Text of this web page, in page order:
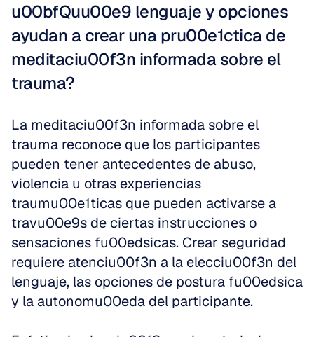
u00bfQuu00e9 lenguaje y opciones
ayudan a crear una pru00e1ctica de
meditaciu00f3n informada sobre el
trauma?
La meditaciu00f3n informada sobre el
trauma reconoce que los participantes
pueden tener antecedentes de abuso,
violencia u otras experiencias
traumu00e1ticas que pueden activarse a
travu00e9s de ciertas instrucciones o
sensaciones fu00edsicas. Crear seguridad
requiere atenciu00f3n a la elecciu00f3n del
lenguaje, las opciones de postura fu00edsica
y la autonomu00eda del participante.